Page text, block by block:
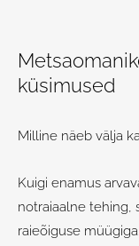
küsimused
Milline näeb välja
Kuigi enamus
notraiaalne tehing,
raieõiguse